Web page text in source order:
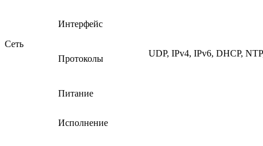
Сеть
Интерфейс
Протоколы
UDP, IPv4, IPv6, DHCP,
Питание
Исполнение